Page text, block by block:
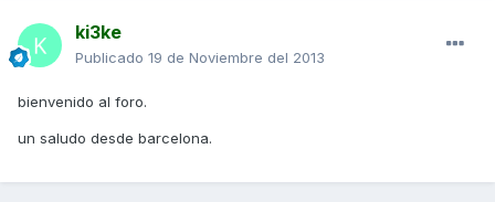
ki3ke
Publicado 19 de Noviembre del 2013
bienvenido al foro.
un saludo desde barcelona.